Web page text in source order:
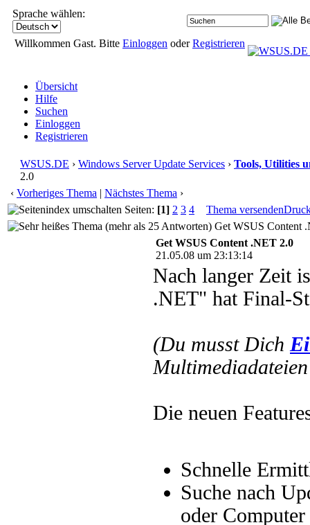
Sprache wählen:
Willkommen Gast. Bitte Einloggen oderRegistrieren
Übersicht
Hilfe
Suchen
Einloggen
Registrieren
WSUS.DE › Windows Server Update Services › Tools, Utilities
2.0
‹ Vorheriges Thema | Nächstes Thema ›
Seiten: [1] 2 3 4 Thema versenden
Get WSUS Content
Get WSUS Content .NET 2.0
21.05.08 um 23:13:14
Nach langer Zeit
.NET" hat Final-
(Du musst Dich
Die neuen
Schnelle
Suche nach
oder Computer